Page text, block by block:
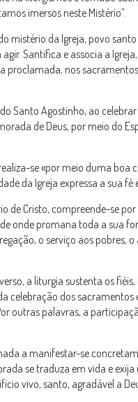
imersos neste Mistério”.
mistério da Igreja, povo
Santifica e associa a
proclamada, nos
Santo Agostinho, ao
de Deus, por meio do
se «por meio duma boa
da Igreja expressa a sua
de Cristo, compreende-se
onde promana toda a sua
o serviço aos
a liturgia sustenta os
celebração dos
outras palavras, a
a manifestar-se
se traduza em vida e
vivo, santo, agradável a